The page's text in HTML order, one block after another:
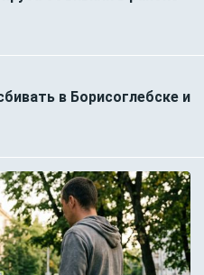
в Борисоглебске и